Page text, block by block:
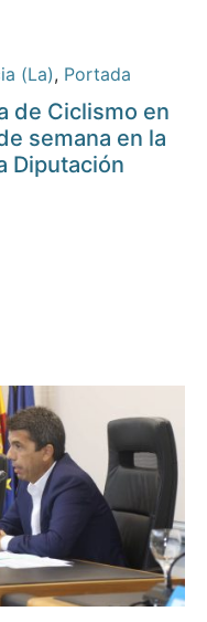
(La), Portada
de Ciclismo en
semana en la
Diputación